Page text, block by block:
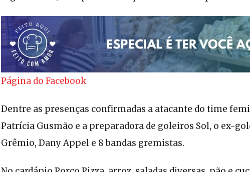
Página do Facebook
Dentre as presenças confirmadas a atacante do time
Patrícia Gusmão e a preparadora de goleiros Sol, o ex-
Grêmio, Dany Appel e 8 bandas gremistas.